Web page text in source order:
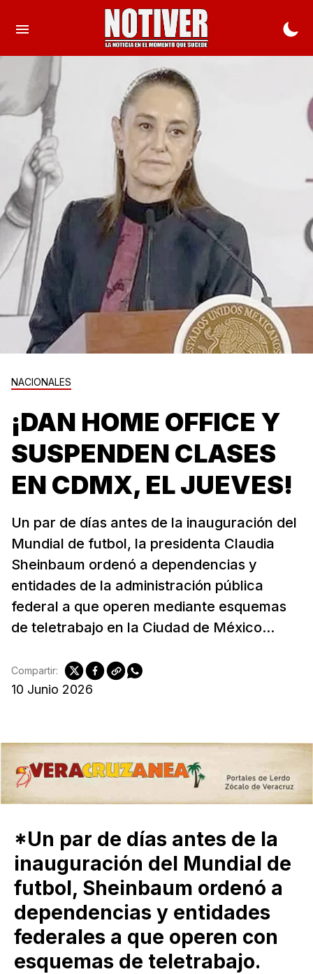
NACIONALES
¡DAN HOME OFFICE Y
SUSPENDEN CLASES
EN CDMX, EL JUEVES!
Un par de días antes de la inauguración del
Mundial de futbol, la presidenta Claudia
Sheinbaum ordenó a dependencias y
entidades de la administración pública
federal a que operen mediante esquemas
de teletrabajo en la Ciudad de México...
10 Junio 2026
Compartir:
*Un par de días antes de la
inauguración del Mundial de
futbol, Sheinbaum ordenó a
dependencias y entidades
federales a que operen con
esquemas de teletrabajo.